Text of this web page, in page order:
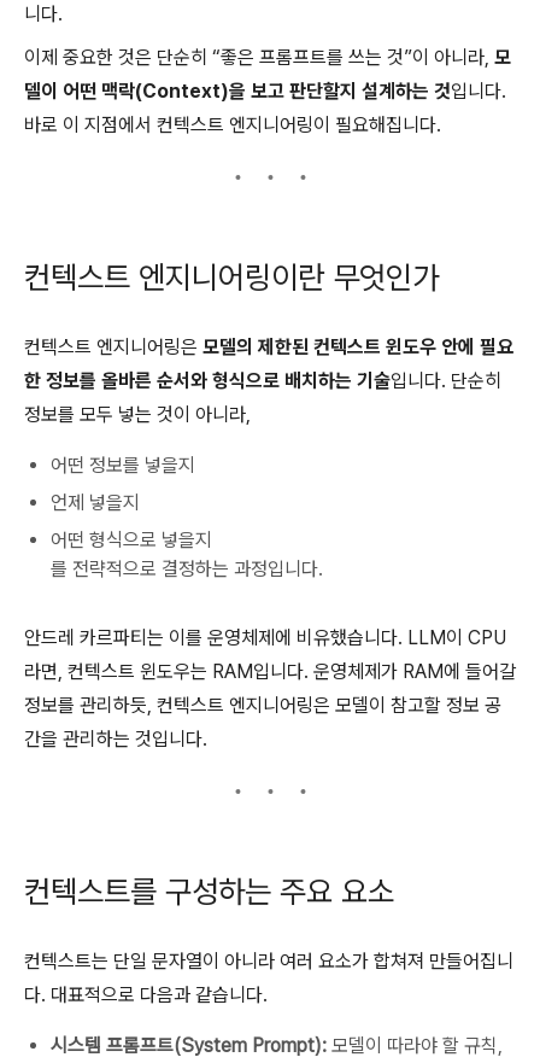
니다.
이제 중요한 것은 단순히 “좋은 프롬프트를 쓰는 것”이 아니라, 모
델이 어떤 맥락(Context)을 보고 판단할지 설계하는 것입니다.
바로 이 지점에서 컨텍스트 엔지니어링이 필요해집니다.
컨텍스트 엔지니어링이란 무엇인가
컨텍스트 엔지니어링은 모델의 제한된 컨텍스트 윈도우 안에 필요
한 정보를 올바른 순서와 형식으로 배치하는 기술입니다. 단순히
정보를 모두 넣는 것이 아니라,
어떤 정보를 넣을지
언제 넣을지
어떤 형식으로 넣을지
를 전략적으로 결정하는 과정입니다.
안드레 카르파티는 이를 운영체제에 비유했습니다. LLM이 CPU
라면, 컨텍스트 윈도우는 RAM입니다. 운영체제가 RAM에 들어갈
정보를 관리하듯, 컨텍스트 엔지니어링은 모델이 참고할 정보 공
간을 관리하는 것입니다.
컨텍스트를 구성하는 주요 요소
컨텍스트는 단일 문자열이 아니라 여러 요소가 합쳐져 만들어집니
다. 대표적으로 다음과 같습니다.
시스템 프롬프트(System Prompt): 모델이 따라야 할 규칙,